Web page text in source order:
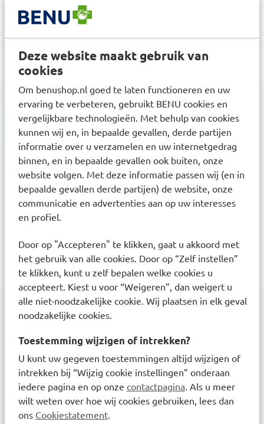
Deze website maakt gebruik van
cookies
Om benushop.nl goed te laten functioneren en uw
ervaring te verbeteren, gebruikt BENU cookies en
vergelijkbare technologieën. Met behulp van cookies
kunnen wij en, in bepaalde gevallen, derde partijen
informatie over u verzamelen en uw internetgedrag
binnen, en in bepaalde gevallen ook buiten, onze
website volgen. Met deze informatie passen wij (en in
bepaalde gevallen derde partijen) de website, onze
communicatie en advertenties aan op uw interesses
en profiel.
Door op "Accepteren" te klikken, gaat u akkoord met
het gebruik van alle cookies. Door op “Zelf instellen”
te klikken, kunt u zelf bepalen welke cookies u
accepteert. Kiest u voor “Weigeren”, dan weigert u
alle niet-noodzakelijke cookie. Wij plaatsen in elk geval
noodzakelijke cookies.
Toestemming wijzigen of intrekken?
U kunt uw gegeven toestemmingen altijd wijzigen of
intrekken bij “Wijzig cookie instellingen” onderaan
iedere pagina en op onze contactpagina. Als u meer
wilt weten over hoe wij cookies gebruiken, lees dan
ons Cookiestatement.
Klanten waarderen ons met een8.6
Nieuwsbrief
Ontvang zorgadvies en onze laatste acties
Inschrijven
Inschrijven
Inschrijven
Ontdek onze services
Medicijnen afhalen en bezorgen
Aanmelden afhaalservice
Herhaalservice met recept
Beoordeling BENU Webshop